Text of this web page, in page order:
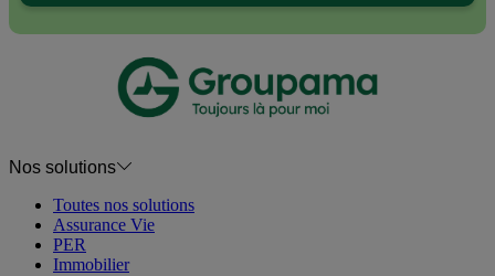
Nos solutions
Toutes nos solutions
Assurance Vie
PER
Immobilier